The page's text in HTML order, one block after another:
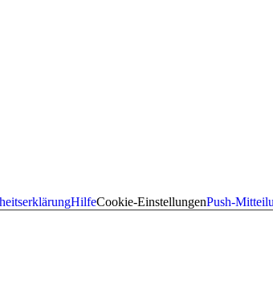
HilfeCookie-EinstellungenPush-